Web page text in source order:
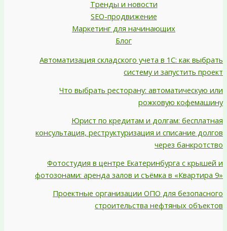
Тренды и новости
SEO-продвижение
Маркетинг для начинающих
Блог
Автоматизация складского учета в 1С: как выбрать
систему и запустить проект
Что выбрать ресторану: автоматическую или
рожковую кофемашину
Юрист по кредитам и долгам: бесплатная
консультация, реструктуризация и списание долгов
через банкротство
Фотостудия в центре Екатеринбурга с крышей и
фотозонами: аренда залов и съёмка в «Квартира 9»
Проектные организации ОПО для безопасного
строительства нефтяных объектов